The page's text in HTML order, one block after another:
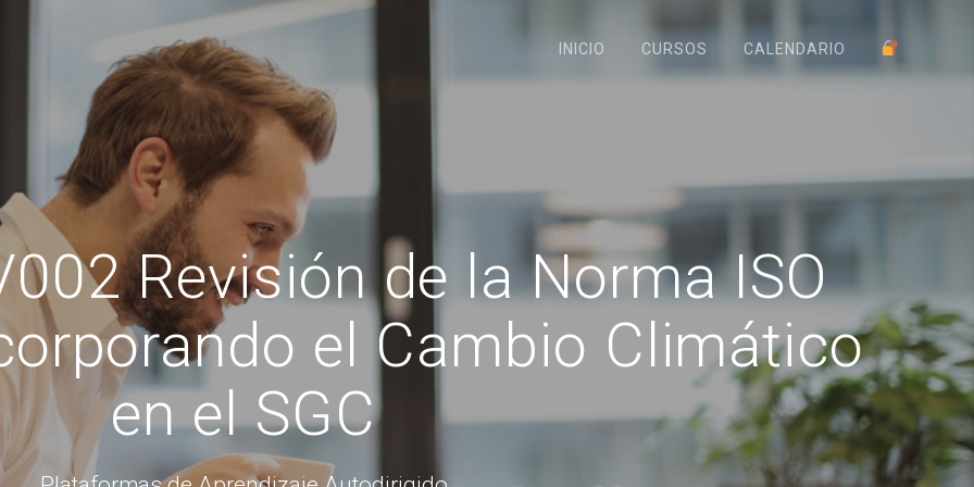
INICIO CURSOS CALENDARIO
Revisión de la Norma ISO
el Cambio Climático
en el SGC